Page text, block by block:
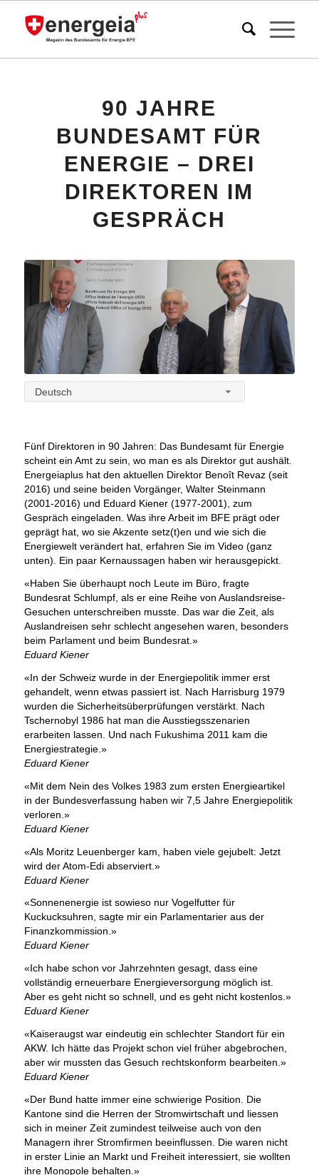
90 JAHRE
BUNDESAMT FÜR
ENERGIE – DREI
DIREKTOREN IM
GESPRÄCH
Deutsch
Fünf Direktoren in 90 Jahren: Das Bundesamt für Energie
scheint ein Amt zu sein, wo man es als Direktor gut aushält.
Energeiaplus hat den aktuellen Direktor Benoît Revaz (seit
2016) und seine beiden Vorgänger, Walter Steinmann
(2001-2016) und Eduard Kiener (1977-2001), zum
Gespräch eingeladen. Was ihre Arbeit im BFE prägt oder
geprägt hat, wo sie Akzente setz(t)en und wie sich die
Energiewelt verändert hat, erfahren Sie im Video (ganz
unten). Ein paar Kernaussagen haben wir herausgepickt.
«Haben Sie überhaupt noch Leute im Büro, fragte
Bundesrat Schlumpf, als er eine Reihe von Auslandsreise-
Gesuchen unterschreiben musste. Das war die Zeit, als
Auslandreisen sehr schlecht angesehen waren, besonders
beim Parlament und beim Bundesrat.»
Eduard Kiener
«In der Schweiz wurde in der Energiepolitik immer erst
gehandelt, wenn etwas passiert ist. Nach Harrisburg 1979
wurden die Sicherheitsüberprüfungen verstärkt. Nach
Tschernobyl 1986 hat man die Ausstiegsszenarien
erarbeiten lassen. Und nach Fukushima 2011 kam die
Energiestrategie.»
Eduard Kiener
«Mit dem Nein des Volkes 1983 zum ersten Energieartikel
in der Bundesverfassung haben wir 7,5 Jahre Energiepolitik
verloren.»
Eduard Kiener
«Als Moritz Leuenberger kam, haben viele gejubelt: Jetzt
wird der Atom-Edi abserviert.»
Eduard Kiener
«Sonnenenergie ist sowieso nur Vogelfutter für
Kuckucksuhren, sagte mir ein Parlamentarier aus der
Finanzkommission.»
Eduard Kiener
«Ich habe schon vor Jahrzehnten gesagt, dass eine
vollständig erneuerbare Energieversorgung möglich ist.
Aber es geht nicht so schnell, und es geht nicht kostenlos.»
Eduard Kiener
«Kaiseraugst war eindeutig ein schlechter Standort für ein
AKW. Ich hätte das Projekt schon viel früher abgebrochen,
aber wir mussten das Gesuch rechtskonform bearbeiten.»
Eduard Kiener
«Der Bund hatte immer eine schwierige Position. Die
Kantone sind die Herren der Stromwirtschaft und liessen
sich in meiner Zeit zumindest teilweise auch von den
Managern ihrer Stromfirmen beeinflussen. Die waren nicht
in erster Linie an Markt und Freiheit interessiert, sie wollten
ihre Monopole behalten.»